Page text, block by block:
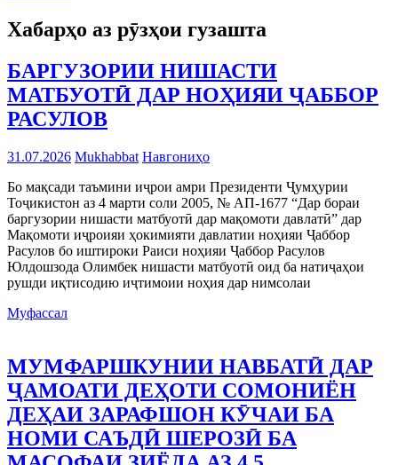
Хабарҳо аз рӯзҳои гузашта
БАРГУЗОРИИ НИШАСТИ
МАТБУОТӢ ДАР НОҲИЯИ ҶАББОР
РАСУЛОВ
31.07.2026 Mukhabbat Навгониҳо
Бо мақсади таъмини иҷрои амри Президенти Ҷумҳурии
Тоҷикистон аз 4 марти соли 2005, № АП-1677 “Дар бораи
баргузории нишасти матбуотӣ дар мақомоти давлатӣ” дар
Мақомоти иҷроияи ҳокимияти давлатии ноҳияи Ҷаббор
Расулов бо иштироки Раиси ноҳияи Ҷаббор Расулов
Юлдошзода Олимбек нишасти матбуотӣ оид ба натиҷаҳои
рушди иқтисодию иҷтимоии ноҳия дар нимсолаи
Муфассал
МУМФАРШКУНИИ НАВБАТӢ ДАР
ҶАМОАТИ ДЕҲОТИ СОМОНИЁН
ДЕҲАИ ЗАРАФШОН КӮЧАИ БА
НОМИ САЪДӢ ШЕРОЗӢ БА